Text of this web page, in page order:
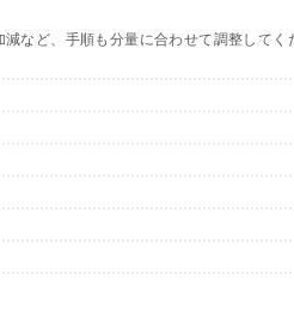
など、手順も分量に合わせて調整してく